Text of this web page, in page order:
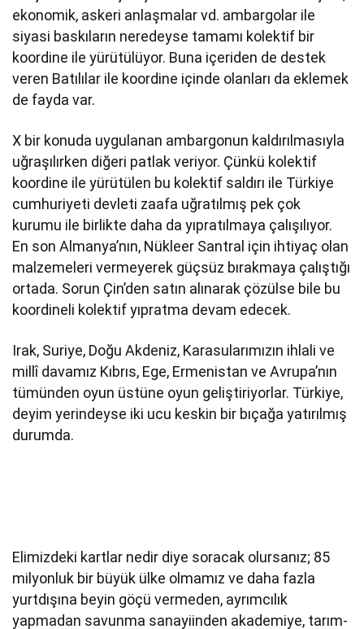
ekonomik, askeri anlaşmalar vd. ambargolar ile
siyasi baskıların neredeyse tamamı kolektif bir
koordine ile yürütülüyor. Buna içeriden de destek
veren Batılılar ile koordine içinde olanları da eklemek
de fayda var.
X bir konuda uygulanan ambargonun kaldırılmasıyla
uğraşılırken diğeri patlak veriyor. Çünkü kolektif
koordine ile yürütülen bu kolektif saldırı ile Türkiye
cumhuriyeti devleti zaafa uğratılmış pek çok
kurumu ile birlikte daha da yıpratılmaya çalışılıyor.
En son Almanya’nın, Nükleer Santral için ihtiyaç olan
malzemeleri vermeyerek güçsüz bırakmaya çalıştığı
ortada. Sorun Çin’den satın alınarak çözülse bile bu
koordineli kolektif yıpratma devam edecek.
Irak, Suriye, Doğu Akdeniz, Karasularımızın ihlali ve
millî davamız Kıbrıs, Ege, Ermenistan ve Avrupa’nın
tümünden oyun üstüne oyun geliştiriyorlar. Türkiye,
deyim yerindeyse iki ucu keskin bir bıçağa yatırılmış
durumda.
Elimizdeki kartlar nedir diye soracak olursanız; 85
milyonluk bir büyük ülke olmamız ve daha fazla
yurtdışına beyin göçü vermeden, ayrımcılık
yapmadan savunma sanayiinden akademiye, tarım-